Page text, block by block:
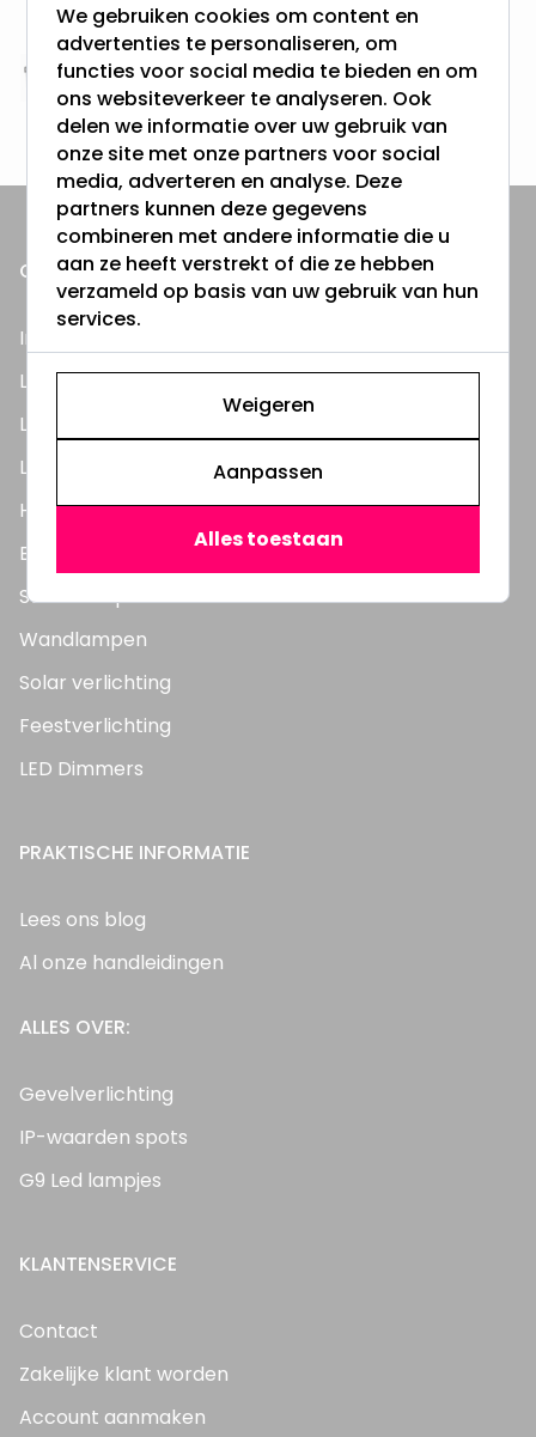
& 100 dagen recht op retour
Altijd uit eigen voorraad
3000m2 - 60.000+ Producten
ONZE PRODUCTEN
Inbouwspots
LED Lampen
LED TL Buizen
LED Panelen
Highbay's / Ufo's
Bouwlampen
Straatlampen
Wandlampen
Solar verlichting
Feestverlichting
LED Dimmers
PRAKTISCHE INFORMATIE
Lees ons blog
Al onze handleidingen
ALLES OVER:
Gevelverlichting
IP-waarden spots
G9 Led lampjes
KLANTENSERVICE
Contact
Zakelijke klant worden
Account aanmaken
We gebruiken cookies om content en
advertenties te personaliseren, om
functies voor social media te bieden en om
ons websiteverkeer te analyseren. Ook
delen we informatie over uw gebruik van
onze site met onze partners voor social
media, adverteren en analyse. Deze
partners kunnen deze gegevens
combineren met andere informatie die u
aan ze heeft verstrekt of die ze hebben
verzameld op basis van uw gebruik van hun
services.
Weigeren
Aanpassen
Alles toestaan